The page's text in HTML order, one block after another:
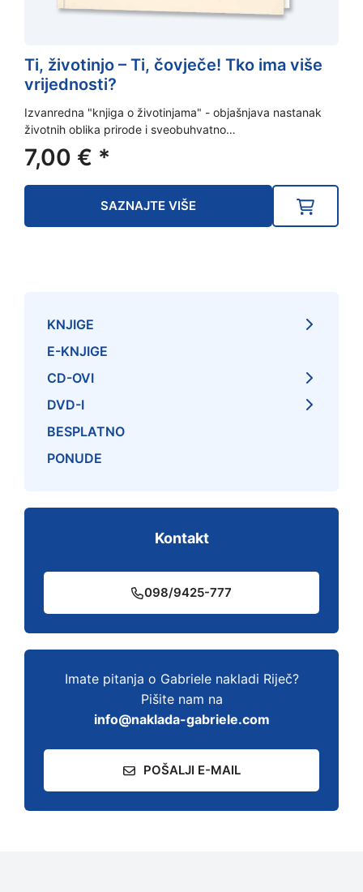
Ti, životinjo – Ti, čovječe! Tko ima više
vrijednosti?
Izvanredna "knjiga o životinjama" - objašnjava nastanak
životnih oblika prirode i sveobuhvatno…
7,00 € *
SAZNAJTE VIŠE
KNJIGE
E-KNJIGE
CD-OVI
DVD-I
BESPLATNO
PONUDE
Kontakt
098/9425-777
Imate pitanja o Gabriele nakladi Riječ?
Pišite nam na
info@naklada-gabriele.com
POŠALJI E-MAIL